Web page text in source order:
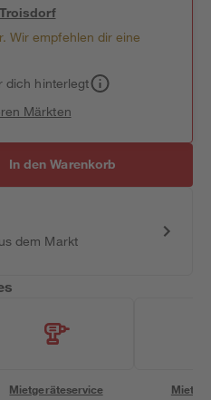
Troisdorf
Wir empfehlen dir eine
dich hinterlegt
Märkten
In den Warenkorb
dem Markt
Mietgeräteservice